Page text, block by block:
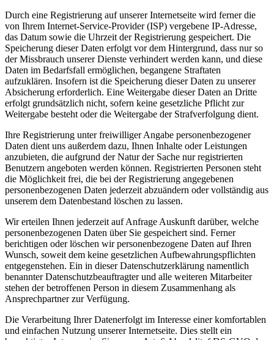
Durch eine Registrierung auf unserer Internetseite wird ferner die
von Ihrem Internet-Service-Provider (ISP) vergebene IP-Adresse,
das Datum sowie die Uhrzeit der Registrierung gespeichert. Die
Speicherung dieser Daten erfolgt vor dem Hintergrund, dass nur so
der Missbrauch unserer Dienste verhindert werden kann, und diese
Daten im Bedarfsfall ermöglichen, begangene Straftaten
aufzuklären. Insofern ist die Speicherung dieser Daten zu unserer
Absicherung erforderlich. Eine Weitergabe dieser Daten an Dritte
erfolgt grundsätzlich nicht, sofern keine gesetzliche Pflicht zur
Weitergabe besteht oder die Weitergabe der Strafverfolgung dient.
Ihre Registrierung unter freiwilliger Angabe personenbezogener
Daten dient uns außerdem dazu, Ihnen Inhalte oder Leistungen
anzubieten, die aufgrund der Natur der Sache nur registrierten
Benutzern angeboten werden können. Registrierten Personen steht
die Möglichkeit frei, die bei der Registrierung angegebenen
personenbezogenen Daten jederzeit abzuändern oder vollständig aus
unserem dem Datenbestand löschen zu lassen.
Wir erteilen Ihnen jederzeit auf Anfrage Auskunft darüber, welche
personenbezogenen Daten über Sie gespeichert sind. Ferner
berichtigen oder löschen wir personenbezogene Daten auf Ihren
Wunsch, soweit dem keine gesetzlichen Aufbewahrungspflichten
entgegenstehen. Ein in dieser Datenschutzerklärung namentlich
benannter Datenschutzbeauftragter und alle weiteren Mitarbeiter
stehen der betroffenen Person in diesem Zusammenhang als
Ansprechpartner zur Verfügung.
Die Verarbeitung Ihrer Datenerfolgt im Interesse einer komfortablen
und einfachen Nutzung unserer Internetseite. Dies stellt ein